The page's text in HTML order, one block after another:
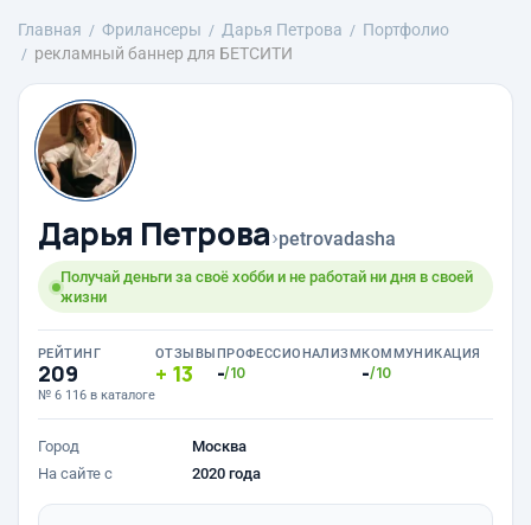
Главная Фрилансеры Дарья Петрова
Портфолио
рекламный баннер для БЕТСИТИ
Дарья Петрова›petrovadasha
Получай деньги за своё хобби и не работай ни дня в своей
жизни
РЕЙТИНГ
209
№ 6 116 в каталоге
ОТЗЫВЫ
13
ПРОФЕССИОНАЛИЗМ
-/10
КОММУНИКАЦИЯ
-/10
Город
Москва
На сайте с
2020 года